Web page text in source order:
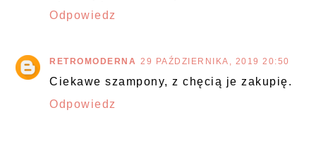
Odpowiedz
RETROMODERNA 29 PAŹDZIERNIKA, 2019 20:50
Ciekawe szampony, z chęcią je zakupię.
Odpowiedz